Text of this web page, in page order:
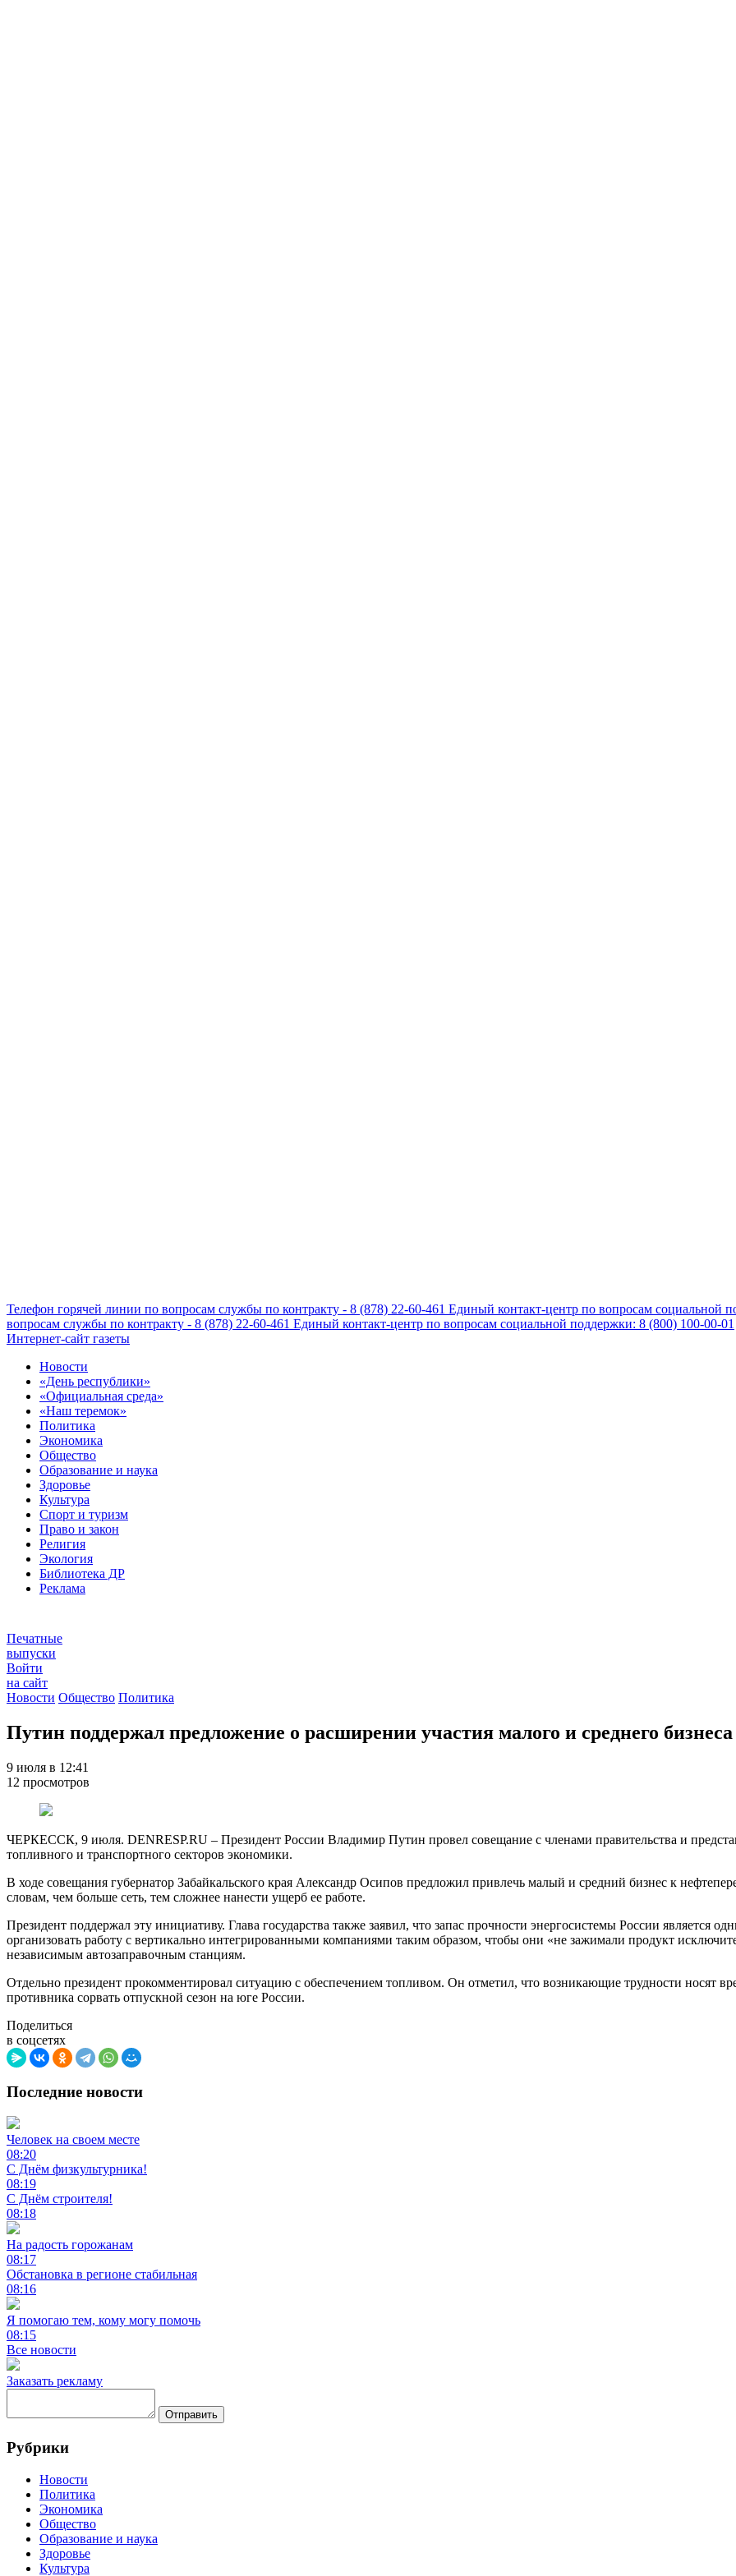
Телефон горячей линии по вопросам службы по контракту - 8 (878) 22-60-461 Единый контакт-центр по вопросам социальной
вопросам службы по контракту - 8 (878) 22-60-461 Единый контакт-центр по вопросам социальной поддержки: 8 (800) 100-00-01
Интернет-сайт газеты
Новости
«День республики»
«Официальная среда»
«Наш теремок»
Политика
Экономика
Общество
Образование и наука
Здоровье
Культура
Спорт и туризм
Право и закон
Религия
Экология
Библиотека ДР
Реклама
Печатные
выпуски
Войти
на сайт
Новости Общество Политика
Путин поддержал предложение о расширении участия малого и среднего
9 июля в 12:41
12 просмотров
ЧЕРКЕССК, 9 июля. DENRESP.RU – Президент России Владимир Путин провел совещание с членами правительства и
топливного и транспортного секторов экономики.
В ходе совещания губернатор Забайкальского края Александр Осипов предложил привлечь малый и средний бизнес к
словам, чем больше сеть, тем сложнее нанести ущерб ее работе.
Президент поддержал эту инициативу. Глава государства также заявил, что запас прочности энергосистемы России
организовать работу с вертикально интегрированными компаниями таким образом, чтобы они «не зажимали продукт
независимым автозаправочным станциям.
Отдельно президент прокомментировал ситуацию с обеспечением топливом. Он отметил, что возникающие трудности носят
противника сорвать отпускной сезон на юге России.
Поделиться
в соцсетях
Последние новости
Человек на своем месте
08:20
С Днём физкультурника!
08:19
С Днём строителя!
08:18
На радость горожанам
08:17
Обстановка в регионе стабильная
08:16
Я помогаю тем, кому могу помочь
08:15
Все новости
Заказать рекламу
Отправить
Рубрики
Новости
Политика
Экономика
Общество
Образование и наука
Здоровье
Культура